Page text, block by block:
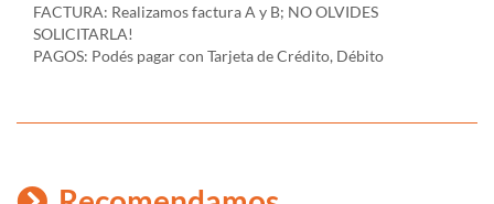
FACTURA: Realizamos factura A y B; NO OLVIDES
SOLICITARLA!
PAGOS: Podés pagar con Tarjeta de Crédito, Débito